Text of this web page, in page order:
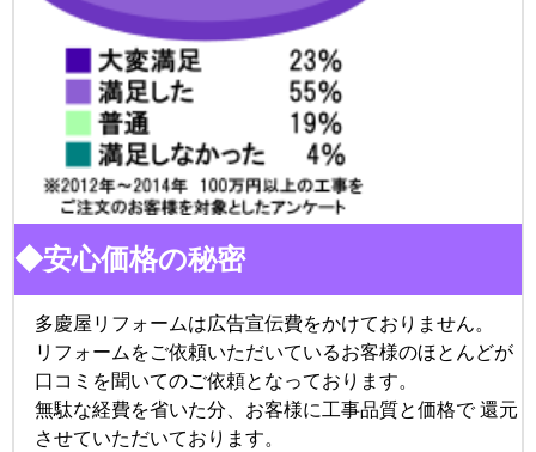
◆安心価格の秘密
多慶屋リフォームは広告宣伝費をかけておりません。
リフォームをご依頼いただいているお客様のほとんどが
口コミを聞いてのご依頼となっております。
無駄な経費を省いた分、お客様に工事品質と価格で 還元
させていただいております。